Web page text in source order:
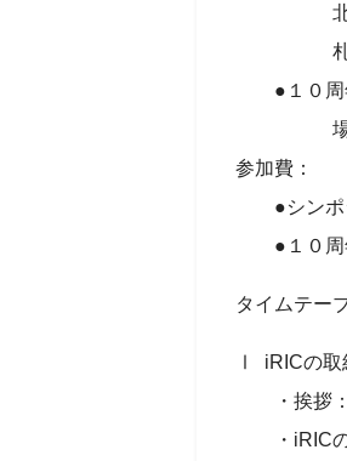
北海道大
札幌市
●１０周年
場所：北
参加費：
●シンポジ
●１０周年
タイムテー
Ⅰ iRICの取
・挨拶：
・iRICの